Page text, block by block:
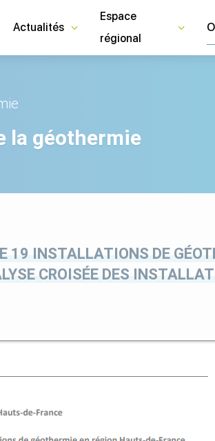
Actualités
Espace
régional
la géothermie
19 INSTALLATIONS DE
CROISÉE DES